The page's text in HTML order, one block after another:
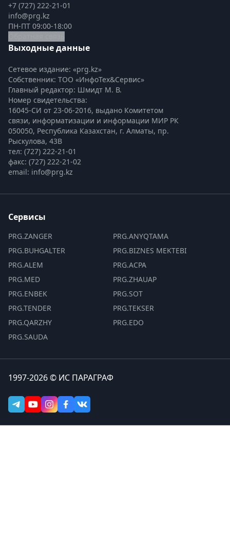
+7 (727) 222-21-01
info@prg.kz
ПН-ПТ 09:00-18:00
Выходные данные
Сетевое издание: «prg.kz»
Собственник: ТОО «ИнфоТех&Сервис»
Главный редактор: Шмидт М. В.
Номер свидетельства:
16045-СИ от 23-06-2016, выдано Комитетом
связи, информатизации и информации МИР РК
050050, Республика Казахстан, г. Алматы, пр.
Рыскулова, 43В
тел: (727) 222-21-01
факс: (727) 222-21-02
email: info@prg.kz
Сервисы
PRG.ZANGER
PRG.BUHGALTER
PRG.ALEM
PRG.MED
PRG.ENBEK
PRG.TENDER
PRG.QARZHY
PRG.SAUDA
PRG.ANYQTAMA
PRG.BIZNES MEKTEBI
PRG.ACPA
PRG.ZHAUAP
PRG.SOT
PRG.TEKSER
PRG.EDO
1997-2026 © ИС ПАРАГРАФ